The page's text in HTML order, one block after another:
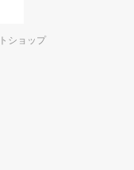
ショップ